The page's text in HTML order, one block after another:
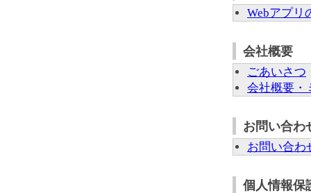
Webアプリ
会社概要
ごあいさつ
会社概要・
お問い合わ
お問い合わ
個人情報保